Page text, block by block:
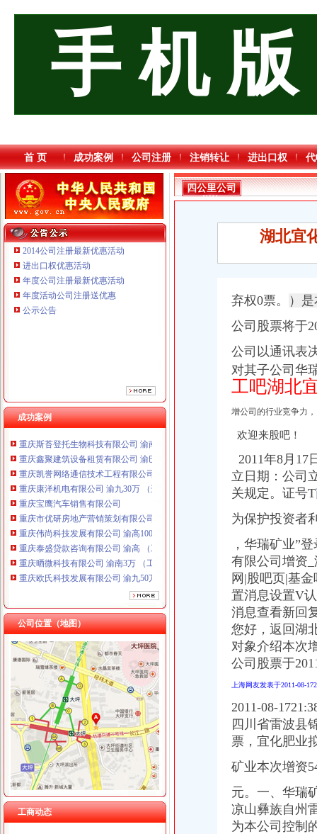
手 机 版
首 页 成功案例 公司注册 注销转让 进出口权
2014公司注册最新优惠活动
进出口权优惠活动
年度公司注册最新优惠活动
年度活动公司注册送优惠
公示公告
成功案例
重庆晒微科技有限公司 渝南3万 （工商注册）
重庆欧氏科技发展有限公司 渝九50万 （进出口权）
重庆雷森堡网络科技有限公司 渝北10万 （工商注册）
重庆鑫聚建筑设备租赁有限公司 渝巴3万 （工商注册）
重庆凯誉网络通信技术工程有限公司 渝中300万 （工商变更）
重庆康洋机电有限公司 渝九30万 （进出口权）
重庆宝鹰汽车销售有限公司
重庆市优研房地产营销策划有限公司
重庆伟尚科技发展有限公司 渝高100万 （工商注册）
重庆泰盛贷款咨询有限公司 渝高 （工商注册）
重庆晒微科技有限公司 渝南3万 （工商注册）
重庆欧氏科技发展有限公司 渝九50万 （进出口权）
重庆雷森堡网络科技有限公司 渝北10万 （工商注册）
重庆斯苔登托生物科技有限公司 渝南10万 （工商注册）
重庆鑫聚建筑设备租赁有限公司 渝巴3万 （工商注册）
重庆凯誉网络通信技术工程有限公司 渝中300万 （工商变更）
重庆康洋机电有限公司 渝九30万 （进出口权）
公司位置（地图）
工商动态
四公里公司增资
代办公司增资垫资验资实缴
银行系金融租赁增资：四公司资本总和增长逾2倍-行业动态-添富资讯-
雏鹰农牧：关于对子公司增资的公告_牛财经
亿利能源关于向甘肃光热发电有限公司增资并向其提供建设资金借款的
[收购]五洲交通：关于广西五洲交通股份有限公司增资收购广西堂汉锌
公司增资你需要了解的四种方式！_会计网
四公里公司
增资
湖北宜
弃权0票。
）
公司股票将于
公司以通讯表
对其子公司华
工吧湖北
增公司的行业竞争力，
欢迎来股吧！
2011年8月17
立日期：公司
关规定。证号T
为保护投资者
，华瑞矿业”
有限公司增资
网|股吧页|基
置消息设置V
消息查看新回
您好， 返回湖
对象介绍本次
公司股票于
上海网友发表于2011-08-
2011-08-
四川省雷波县
票，宜化肥业
矿业本次增资
元。一、华瑞
凉山彝族自州
为本公司控制